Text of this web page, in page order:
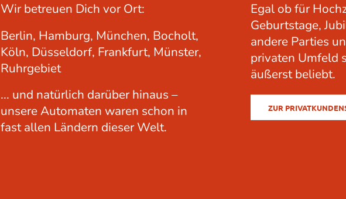
Wir betreuen Dich vor Ort:
Berlin, Hamburg, München, Bocholt,
Köln, Düsseldorf, Frankfurt, Münster,
Ruhrgebiet
... und natürlich darüber hinaus –
unsere Automaten waren schon in
fast allen Ländern dieser Welt.
Egal ob für
Geburtstage,
andere Parties
privaten Umfeld
äußerst beliebt.
ZUR